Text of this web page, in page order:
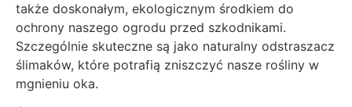
także doskonałym, ekologicznym środkiem do
ochrony naszego ogrodu przed szkodnikami.
Szczególnie skuteczne są jako naturalny odstraszacz
ślimaków, które potrafią zniszczyć nasze rośliny w
mgnieniu oka.